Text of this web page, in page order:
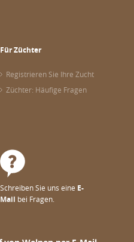
Für Züchter
Registrieren Sie Ihre Zucht
Züchter: Häufige Fragen
Schreiben Sie uns eine E-
Mail bei Fragen.